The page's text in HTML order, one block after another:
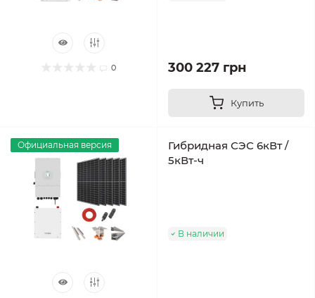
0 300 227 грн
Купить
Официальная версия
Гибридная СЭС 6кВт /
5кВт-ч
В наличии